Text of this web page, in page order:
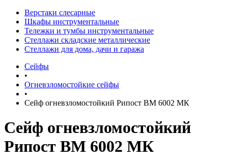
Верстаки слесарные
Шкафы инструментальные
Тележки и тумбы инструментальные
Стеллажи складские металлические
Стеллажи для дома, дачи и гаража
Сейфы
•
Огневзломостойкие сейфы
•
Сейф огневзломостойкий Рипост BM 6002 МК
Сейф огневзломостойкий
Рипост BM 6002 МК